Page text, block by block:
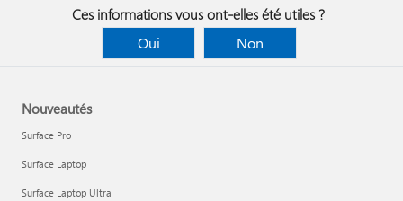
Ces informations vous ont-elles été utiles ?
Oui
Non
Nouveautés
Surface Pro
Surface Laptop
Surface Laptop Ultra